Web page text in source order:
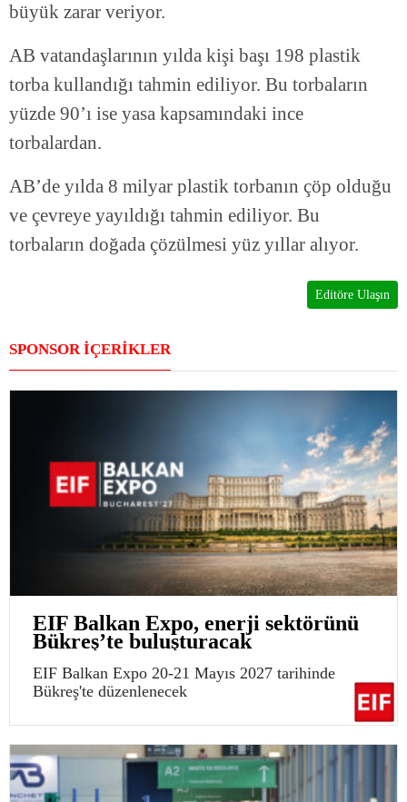
büyük zarar veriyor.
AB vatandaşlarının yılda kişi başı 198 plastik
torba kullandığı tahmin ediliyor. Bu torbaların
yüzde 90’ı ise yasa kapsamındaki ince
torbalardan.
AB’de yılda 8 milyar plastik torbanın çöp olduğu
ve çevreye yayıldığı tahmin ediliyor. Bu
torbaların doğada çözülmesi yüz yıllar alıyor.
Editöre Ulaşın
SPONSOR İÇERİKLER
EIF Balkan Expo, enerji sektörünü
Bükreş’te buluşturacak
EIF Balkan Expo 20-21 Mayıs 2027 tarihinde
Bükreş'te düzenlenecek